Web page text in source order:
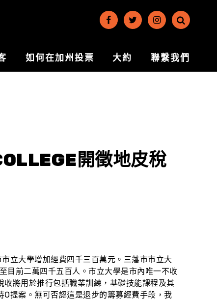
如何在加州投票 大約 聯繫我們
開徵地皮稅
立大學增加經費四千三百萬元。三藩市市立大
目前二萬四千五百人。市立大學是市內唯一不收
將用於推行包括職業訓練，基礎技能課程及其
提案。無可否認這是退步的籌募經費手段，我